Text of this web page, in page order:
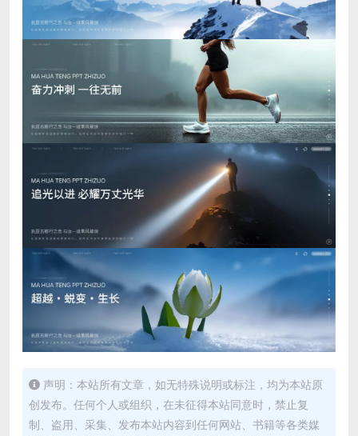
声明：本站所有文章，如无特殊说明或标注，均为本站原
创发布。任何个人或组织，在未征得本站同意时，禁止复
制、盗用、采集、发布本站内容到任何网站、书籍等各类媒